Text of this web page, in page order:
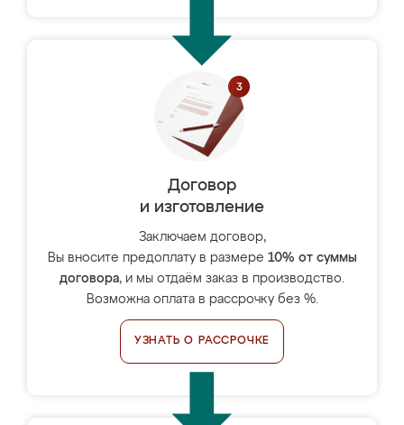
Договор
и изготовление
Заключаем договор,
Вы вносите предоплату в размере 10% от суммы
договора, и мы отдаём заказ в производство.
Возможна оплата в рассрочку без %.
УЗНАТЬ О РАССРОЧКЕ